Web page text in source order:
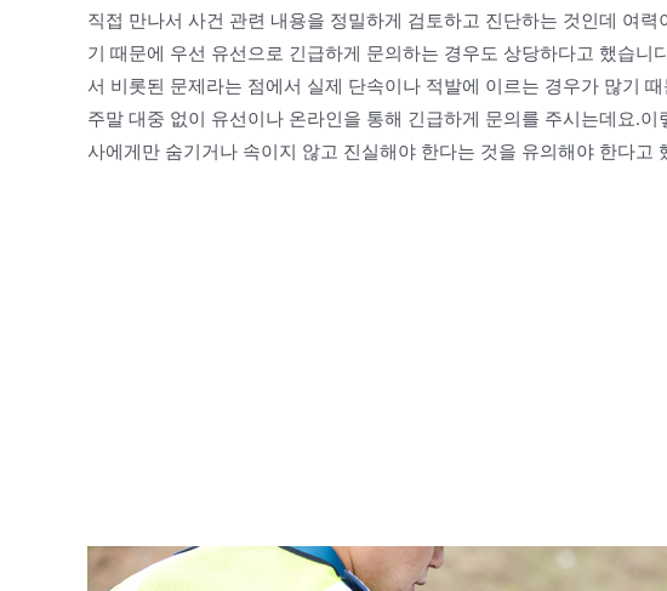
직접 만나서 사건 관련 내용을 정밀하게 검토하고 진단하는 것인데 여
기 때문에 우선 유선으로 긴급하게 문의하는 경우도 상당하다고 했습니
서 비롯된 문제라는 점에서 실제 단속이나 적발에 이르는 경우가 많기
주말 대중 없이 유선이나 온라인을 통해 긴급하게 문의를 주시는데요.
사에게만 숨기거나 속이지 않고 진실해야 한다는 것을 유의해야 한다고